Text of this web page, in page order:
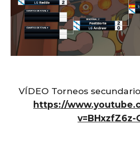
VÍDEO Torneos
https://
v=BHxzfZ6z-